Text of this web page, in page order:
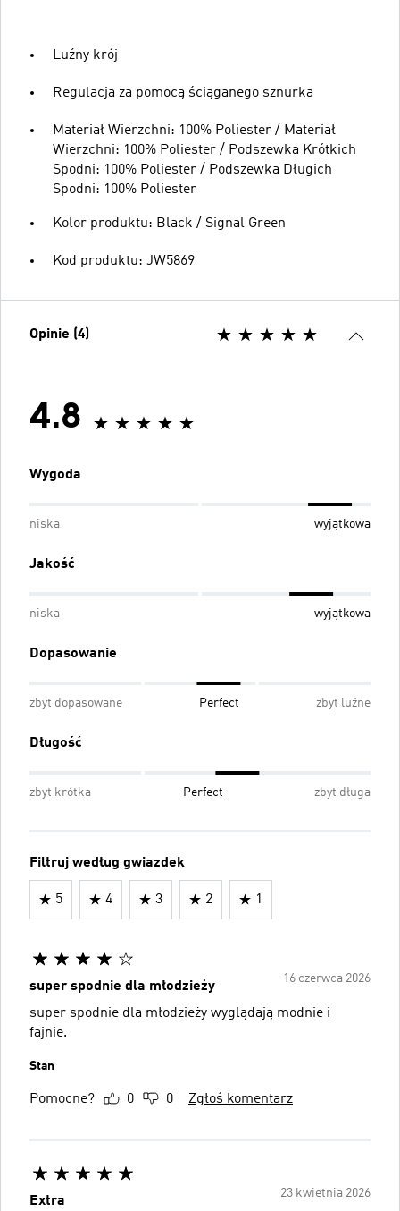
Luźny krój
Regulacja za pomocą ściąganego sznurka
Materiał Wierzchni: 100% Poliester / Materiał
Wierzchni: 100% Poliester / Podszewka Krótkich
Spodni: 100% Poliester / Podszewka Długich
Spodni: 100% Poliester
Kolor produktu: Black / Signal Green
Kod produktu: JW5869
Opinie (4)
4.8
Wygoda
niska wyjątkowa
Jakość
niska wyjątkowa
Dopasowanie
zbyt dopasowane Perfect zbyt luźne
Długość
zbyt krótka Perfect zbyt długa
Filtruj według gwiazdek
5 4 3 2 1
16 czerwca 2026
super spodnie dla młodzieży
super spodnie dla młodzieży wyglądają modnie i
fajnie.
Stan
Pomocne? 0 0 Zgłoś komentarz
23 kwietnia 2026
Extra